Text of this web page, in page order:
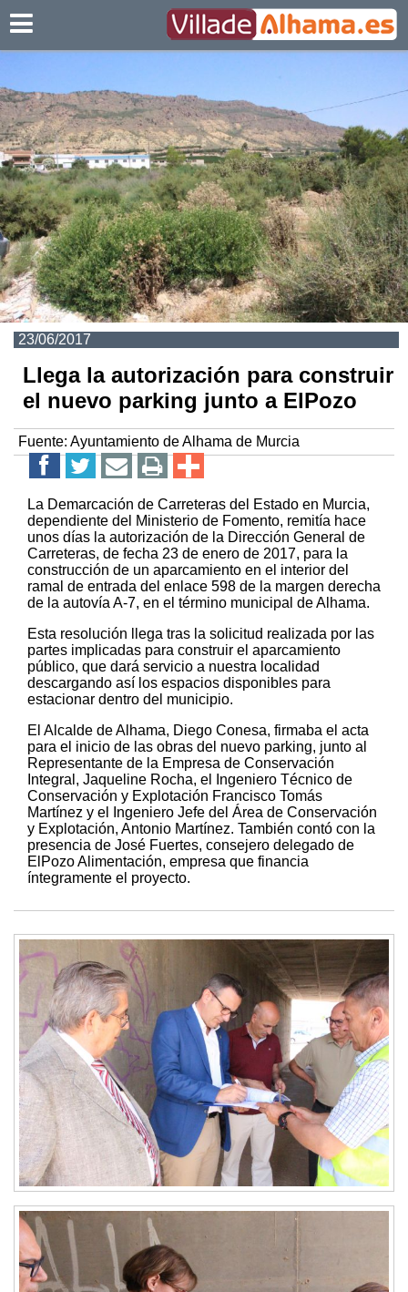
23/06/2017
Llega la autorización para construir
el nuevo parking junto a ElPozo
Fuente: Ayuntamiento de Alhama de Murcia
La Demarcación de Carreteras del Estado en Murcia,
dependiente del Ministerio de Fomento, remitía hace
unos días la autorización de la Dirección General de
Carreteras, de fecha 23 de enero de 2017, para la
construcción de un aparcamiento en el interior del
ramal de entrada del enlace 598 de la margen derecha
de la autovía A-7, en el término municipal de Alhama.
Esta resolución llega tras la solicitud realizada por las
partes implicadas para construir el aparcamiento
público, que dará servicio a nuestra localidad
descargando así los espacios disponibles para
estacionar dentro del municipio.
El Alcalde de Alhama, Diego Conesa, firmaba el acta
para el inicio de las obras del nuevo parking, junto al
Representante de la Empresa de Conservación
Integral, Jaqueline Rocha, el Ingeniero Técnico de
Conservación y Explotación Francisco Tomás
Martínez y el Ingeniero Jefe del Área de Conservación
y Explotación, Antonio Martínez. También contó con la
presencia de José Fuertes, consejero delegado de
ElPozo Alimentación, empresa que financia
íntegramente el proyecto.